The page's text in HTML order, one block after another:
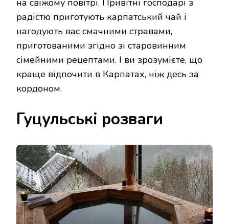
на свіжому повітрі. Привітні господарі з
радістю приготують карпатський чай і
нагодують вас смачними стравами,
приготованими згідно зі старовинним
сімейними рецептами. І ви зрозумієте, що
краще відпочити в Карпатах, ніж десь за
кордоном.
Гуцульські розваги